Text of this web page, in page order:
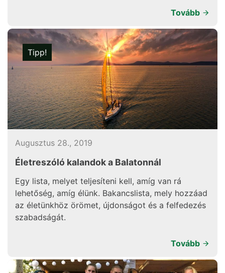
Tovább
Tipp!
Augusztus 28., 2019
Életreszóló kalandok a Balatonnál
Egy lista, melyet teljesíteni kell, amíg van rá
lehetőség, amíg élünk. Bakancslista, mely hozzáad
az életünkhöz örömet, újdonságot és a felfedezés
szabadságát.
Tovább